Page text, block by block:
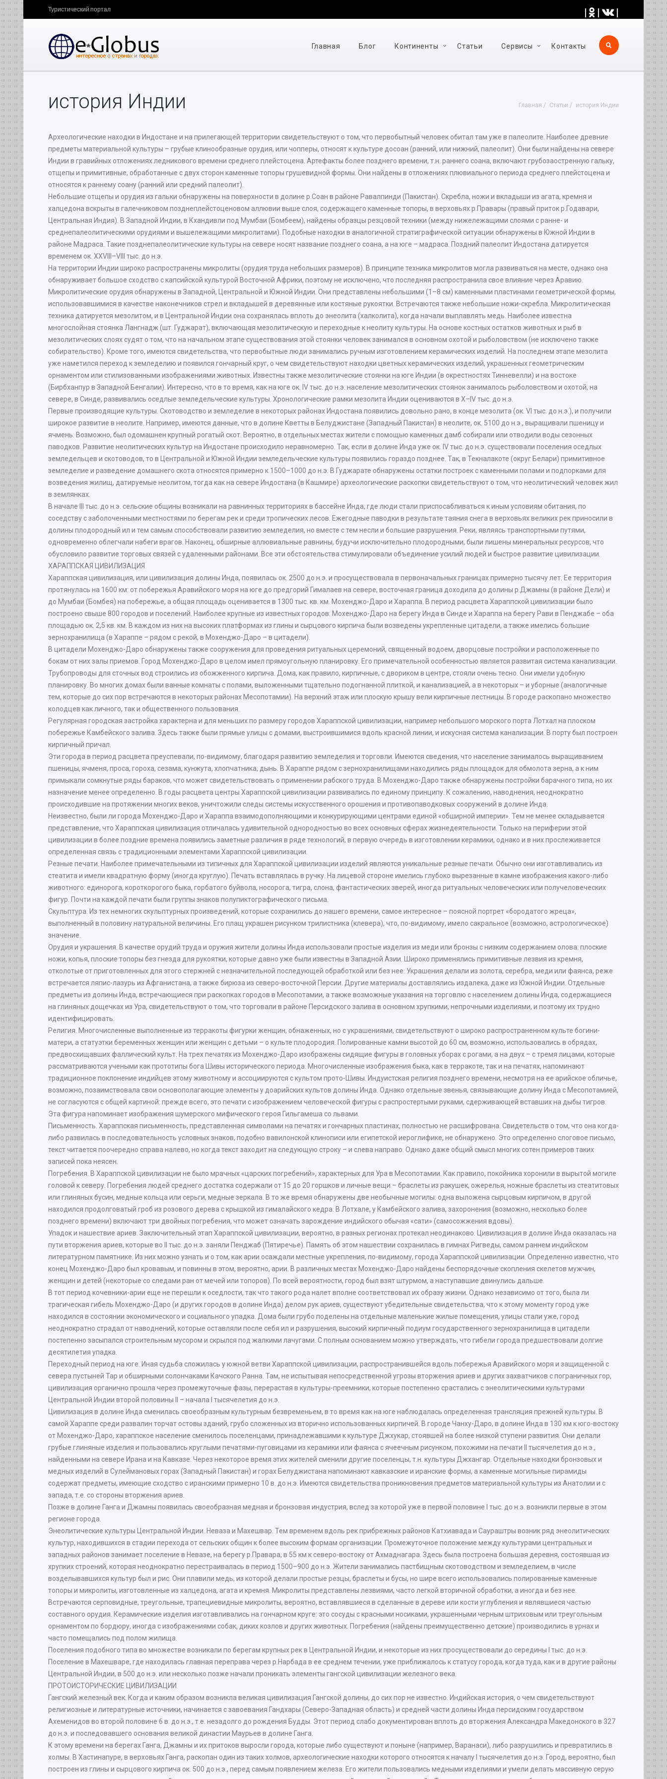
| | |
Туристический портал
Главная Блог Континенты Статьи Cервисы Контакты
Главная Статьи история Индии
история Индии
Археологические находки в Индостане и на прилегающей территории свидетельствуют о том, что первобытный человек обитал там уже в палеолите. Наиболее древние
предметы материальной культуры – грубые клинообразные орудия, или чопперы, относят к культуре досоан (ранний, или нижний, палеолит). Они были найдены на севере
Индии в гравийных отложениях ледникового времени среднего плейстоцена. Артефакты более позднего времени, т.н. раннего соана, включают грубозаостренную гальку,
отщепы и примитивные, обработанные с двух сторон каменные топоры грушевидной формы. Они найдены в отложениях плювиального периода среднего плейстоцена и
относятся к раннему соану (ранний или средний палеолит).
Небольшие отщепы и орудия из гальки обнаружены на поверхности в долине р.Соан в районе Равалпинди (Пакистан). Скребла, ножи и вкладыши из агата, кремня и
халцедона вскрыты в галечниковом позднеплейстоценовом аллювии выше слоя, содержащего каменные топоры, в верховьях р.Правары (правый приток р.Годавари,
Центральная Индия). В Западной Индии, в Кхандивли под Мумбаи (Бомбеем), найдены образцы резцовой техники (между нижележащими слоями с ранне- и
среднепалеолитическими орудиями и вышележащими микролитами). Подобные находки в аналогичной стратиграфической ситуации обнаружены в Южной Индии в
районе Мадраса. Такие позднепалеолитические культуры на севере носят название позднего соана, а на юге – мадраса. Поздний палеолит Индостана датируется
временем ок. XXVIII–VIII тыс. до н.э.
На территории Индии широко распространены микролиты (орудия труда небольших размеров). В принципе техника микролитов могла развиваться на месте, однако она
обнаруживает большое сходство с капсийской культурой Восточной Африки, поэтому не исключено, что последняя распространила свое влияние через Аравию.
Микролитические орудия обнаружены в Западной, Центральной и Южной Индии. Они представлены небольшими (1–8 см) каменными пластинами геометрической формы,
использовавшимися в качестве наконечников стрел и вкладышей в деревянные или костяные рукоятки. Встречаются также небольшие ножи-скребла. Микролитическая
техника датируется мезолитом, и в Центральной Индии она сохранялась вплоть до энеолита (халколита), когда начали выплавлять медь. Наиболее известна
многослойная стоянка Лангнадж (шт. Гуджарат), включающая мезолитическую и переходные к неолиту культуры. На основе костных остатков животных и рыб в
мезолитических слоях судят о том, что на начальном этапе существования этой стоянки человек занимался в основном охотой и рыболовством (не исключено также
собирательство). Кроме того, имеются свидетельства, что первобытные люди занимались ручным изготовлением керамических изделий. На последнем этапе мезолита
уже наметился переход к земледелию и появился гончарный круг, о чем свидетельствуют находки цветных керамических изделий, украшенных геометрическим
орнаментом или стилизованными изображениями животных. Известны также мезолитические стоянки на юге Индии (в окрестностях Тинневелли) и на востоке
(Бирбханпур в Западной Бенгалии). Интересно, что в то время, как на юге ок. IV тыс. до н.э. население мезолитических стоянок занималось рыболовством и охотой, на
севере, в Синде, развивались оседлые земледельческие культуры. Хронологические рамки мезолита Индии оцениваются в X–IV тыс. до н.э.
Первые производящие культуры. Скотоводство и земледелие в некоторых районах Индостана появились довольно рано, в конце мезолита (ок. VI тыс. до н.э.), и получили
широкое развитие в неолите. Например, имеются данные, что в долине Кветты в Белуджистане (Западный Пакистан) в неолите, ок. 5100 до н.э., выращивали пшеницу и
ячмень. Возможно, был одомашнен крупный рогатый скот. Вероятно, в отдельных местах жители с помощью каменных дамб собирали или отводили воды сезонных
паводков. Развитие неолитических культур на Индостане происходило неравномерно. Так, если в долине Инда уже ок. IV тыс. до н.э. существовали поселения оседлых
земледельцев и скотоводов, то в Центральной и Южной Индии земледельческие культуры появились гораздо позднее. Так, в Текналакоте (округ Белари) примитивное
земледелие и разведение домашнего скота относятся примерно к 1500–1000 до н.э. В Гуджарате обнаружены остатки построек с каменными полами и подпорками для
возведения жилищ, датируемые неолитом, тогда как на севере Индостана (в Кашмире) археологические раскопки свидетельствуют о том, что неолитический человек жил
в землянках.
В начале III тыс. до н.э. сельские общины возникали на равнинных территориях в бассейне Инда, где люди стали приспосабливаться к иным условиям обитания, по
соседству с заболоченными местностями по берегам рек и среди тропических лесов. Ежегодные паводки в результате таяния снега в верховьях великих рек приносили в
долины плодородный ил и тем самым способствовали развитию земледелия, но вместе с тем несли и большие разрушения. Реки, являясь транспортными путями,
одновременно облегчали набеги врагов. Наконец, обширные аллювиальные равнины, будучи исключительно плодородными, были лишены минеральных ресурсов, что
обусловило развитие торговых связей с удаленными районами. Все эти обстоятельства стимулировали объединение усилий людей и быстрое развитие цивилизации.
ХАРАППСКАЯ ЦИВИЛИЗАЦИЯ
Хараппская цивилизация, или цивилизация долины Инда, появилась ок. 2500 до н.э. и просуществовала в первоначальных границах примерно тысячу лет. Ее территория
протянулась на 1600 км: от побережья Аравийского моря на юге до предгорий Гималаев на севере, восточная граница доходила до долины р.Джамны (в районе Дели) и
до Мумбаи (Бомбея) на побережье, а общая площадь оценивается в 1300 тыс. кв. км. Мохенджо-Даро и Хараппа. В период расцвета Хараппской цивилизации было
построено свыше 800 городов и поселений. Наиболее крупные из известных городов: Мохенджо-Даро на берегу Инда в Синде и Хараппа на берегу Рави в Пенджабе – оба
площадью ок. 2,5 кв. км. В каждом из них на высоких платформах из глины и сырцового кирпича были возведены укрепленные цитадели, а также имелись большие
зернохранилища (в Хараппе – рядом с рекой, в Мохенджо-Даро – в цитадели).
В цитадели Мохенджо-Даро обнаружены также сооружения для проведения ритуальных церемоний, священный водоем, дворцовые постройки и расположенные по
бокам от них залы приемов. Город Мохенджо-Даро в целом имел прямоугольную планировку. Его примечательной особенностью является развитая система канализации.
Трубопроводы для сточных вод строились из обожженного кирпича. Дома, как правило, кирпичные, с двориком в центре, стояли очень тесно. Они имели удобную
планировку. Во многих домах были ванные комнаты с полами, выложенными тщательно подогнанной плиткой, и канализацией, а в некоторых – и уборные (аналогичные
тем, которые до сих пор встречаются в некоторых районах Месопотамии). На верхний этаж или плоскую крышу вели кирпичные лестницы. В городе раскопано множество
колодцев как личного, так и общественного пользования.
Регулярная городская застройка характерна и для меньших по размеру городов Хараппской цивилизации, например небольшого морского порта Лотхал на плоском
побережье Камбейского залива. Здесь также были прямые улицы с домами, выстроившимися вдоль красной линии, и искусная система канализации. В порту был построен
кирпичный причал.
Эти города в период расцвета преуспевали, по-видимому, благодаря развитию земледелия и торговли. Имеются сведения, что население занималось выращиванием
пшеницы, ячменя, проса, гороха, сезама, кунжута, хлопчатника, дынь. В Хараппе рядом с зернохранилищами находились ряды площадок для обмолота зерна, а к ним
примыкали сомкнутые ряды бараков, что может свидетельствовать о применении рабского труда. В Мохенджо-Даро также обнаружены постройки барачного типа, но их
назначение менее определенно. В годы расцвета центры Хараппской цивилизации развивались по единому принципу. К сожалению, наводнения, неоднократно
происходившие на протяжении многих веков, уничтожили следы системы искусственного орошения и противопаводковых сооружений в долине Инда.
Неизвестно, были ли города Мохенджо-Даро и Хараппа взаимодополняющими и конкурирующими центрами единой «обширной империи». Тем не менее складывается
представление, что Хараппская цивилизация отличалась удивительной однородностью во всех основных сферах жизнедеятельности. Только на периферии этой
цивилизации в более поздние времена появились заметные различия в ряде технологий, в первую очередь в изготовлении керамики, однако и в них прослеживается
определенная связь с традиционными элементами Хараппской цивилизации.
Резные печати. Наиболее примечательными из типичных для Хараппской цивилизации изделий являются уникальные резные печати. Обычно они изготавливались из
стеатита и имели квадратную форму (иногда круглую). Печать вставлялась в ручку. На лицевой стороне имелись глубоко вырезанные в камне изображения какого-либо
животного: единорога, короткорогого быка, горбатого буйвола, носорога, тигра, слона, фантастических зверей, иногда ритуальных человеческих или получеловеческих
фигур. Почти на каждой печати были группы знаков полупиктографического письма.
Скульптура. Из тех немногих скульптурных произведений, которые сохранились до нашего времени, самое интересное – поясной портрет «бородатого жреца»,
выполненный в половину натуральной величины. Его плащ украшен рисунком трилистника (клевера), что, по-видимому, имело сакральное (возможно, астрологическое)
значение.
Орудия и украшения. В качестве орудий труда и оружия жители долины Инда использовали простые изделия из меди или бронзы с низким содержанием олова: плоские
ножи, копья, плоские топоры без гнезда для рукоятки, которые давно уже были известны в Западной Азии. Широко применялись примитивные лезвия из кремня,
отколотые от приготовленных для этого стержней с незначительной последующей обработкой или без нее. Украшения делали из золота, серебра, меди или фаянса, реже
встречается ляпис-лазурь из Афганистана, а также бирюза из северо-восточной Персии. Другие материалы доставлялись издалека, даже из Южной Индии. Отдельные
предметы из долины Инда, встречающиеся при раскопках городов в Месопотамии, а также возможные указания на торговлю с населением долины Инда, содержащиеся
на глиняных дощечках из Ура, свидетельствуют о том, что торговали в районе Персидского залива в основном хрупкими, непрочными изделиями, и поэтому их трудно
идентифицировать.
Религия. Многочисленные выполненные из терракоты фигурки женщин, обнаженных, но с украшениями, свидетельствуют о широко распространенном культе богини-
матери, а статуэтки беременных женщин или женщин с детьми – о культе плодородия. Полированные камни высотой до 60 см, возможно, использовались в обрядах,
предвосхищавших фаллический культ. На трех печатях из Мохенджо-Даро изображены сидящие фигуры в головных уборах с рогами, а на двух – с тремя лицами, которые
рассматриваются учеными как прототипы бога Шивы исторического периода. Многочисленные изображения быка, как в терракоте, так и на печатях, напоминают
традиционное поклонение индийцев этому животному и ассоциируются с культом прото-Шивы. Индуистская религия позднего времени, несмотря на ее арийское обличье,
возможно, позаимствовала свои основополагающие элементы у доарийских культов долины Инда. Однако отдельные звенья, связывающие долину Инда с Месопотамией,
не согласуются с общей картиной: прежде всего, это печати с изображением человеческой фигуры с распростертыми руками, сдерживающей вставших на дыбы тигров.
Эта фигура напоминает изображения шумерского мифического героя Гильгамеша со львами.
Письменность. Хараппская письменность, представленная символами на печатях и гончарных пластинах, полностью не расшифрована. Свидетельств о том, что она когда-
либо развилась в последовательность условных знаков, подобно вавилонской клинописи или египетской иероглифике, не обнаружено. Это определенно слоговое письмо,
текст читается поочередно справа налево, но когда текст заходит на следующую строку – и слева направо. Однако даже общий смысл многих сотен примеров таких
записей пока неясен.
Погребения. В Хараппской цивилизации не было мрачных «царских погребений», характерных для Ура в Месопотамии. Как правило, покойника хоронили в вырытой могиле
головой к северу. Погребения людей среднего достатка содержали от 15 до 20 горшков и личные вещи – браслеты из ракушек, ожерелья, ножные браслеты из стеатитовых
или глиняных бусин, медные кольца или серьги, медные зеркала. В то же время обнаружены две необычные могилы: одна выложена сырцовым кирпичом, в другой
находился продолговатый гроб из розового дерева с крышкой из гималайского кедра. В Лотхале, у Камбейского залива, захоронения (возможно, несколько более
позднего времени) включают три двойных погребения, что может означать зарождение индийского обычая «сати» (самосожжения вдовы).
Упадок и нашествие ариев. Заключительный этап Хараппской цивилизации, вероятно, в разных регионах протекал неодинаково. Цивилизация в долине Инда оказалась на
пути вторжения ариев, которые во II тыс. до н.э. заняли Пенджаб (Пятиречье). Память об этом нашествии сохранилась в гимнах Ригведы, самом раннем индийском
литературном памятнике. Из них можно узнать и о том, как арии осаждали местные укрепления, по-видимому, города Хараппской цивилизации. Определенно известно, что
конец Мохенджо-Даро был кровавым, и повинны в этом, вероятно, арии. В различных местах Мохенджо-Даро найдены беспорядочные скопления скелетов мужчин,
женщин и детей (некоторые со следами ран от мечей или топоров). По всей вероятности, город был взят штурмом, а наступавшие двинулись дальше.
В тот период кочевники-арии еще не перешли к оседлости, так что такого рода налет вполне соответствовал их образу жизни. Однако независимо от того, была ли
трагическая гибель Мохенджо-Даро (и других городов в долине Инда) делом рук ариев, существуют убедительные свидетельства, что к этому моменту город уже
находился в состоянии экономического и социального упадка. Дома были грубо поделены на отдельные маленькие жилые помещения, улицы стали уже, город
неоднократно страдал от наводнений, которые оставляли после себя ил и разрушения, высокий кирпичный подиум государственного зернохранилища в цитадели
постепенно засыпался строительным мусором и скрылся под жалкими лачугами. С полным основанием можно утверждать, что гибели города предшествовали долгие
десятилетия упадка.
Переходный период на юге. Иная судьба сложилась у южной ветви Хараппской цивилизации, распространившейся вдоль побережья Аравийского моря и защищенной с
севера пустыней Тар и обширными солончаками Качского Ранна. Там, не испытывая непосредственной угрозы вторжения ариев и других захватчиков с пограничных гор,
цивилизация органично прошла через промежуточные фазы, перерастая в культуры-преемники, которые постепенно срастались с энеолитическими культурами
Центральной Индии второй половины II – начала I тысячелетия до н.э.
Цивилизация в долине Инда сменилась своеобразным культурным безвременьем, в то время как на юге наблюдалась определенная трансляция прежней культуры. В
самой Хараппе среди развалин торчат остовы зданий, грубо сложенных из вторично использованных кирпичей. В городе Чанху-Даро, в долине Инда в 130 км к юго-востоку
от Мохенджо-Даро, хараппское население сменилось поселенцами, принадлежавшими к культуре Джхукар, стоявшей на более низкой ступени развития. Они делали
грубые глиняные изделия и пользовались круглыми печатями-пуговицами из керамики или фаянса с ячеечным рисунком, похожими на печати II тысячелетия до н.э.,
найденными на севере Ирана и на Кавказе. Через некоторое время этих жителей сменили другие поселенцы, т.н. культуры Джхангар. Отдельные находки бронзовых и
медных изделий в Сулеймановых горах (Западный Пакистан) и горах Белуджистана напоминают кавказские и иранские формы, а каменные могильные пирамиды
содержат предметы, имеющие сходство с иранскими примерно 10 в. до н.э. Имеются свидетельства проникновения предметов материальной культуры из Анатолии и с
запада, т.е. со стороны вторжения ариев.
Позже в долине Ганга и Джамны появилась своеобразная медная и бронзовая индустрия, вслед за которой уже в первой половине I тыс. до н.э. возникли первые в этом
регионе города.
Энеолитические культуры Центральной Индии. Неваза и Махешвар. Тем временем вдоль рек прибрежных районов Катхиавада и Саураштры возник ряд энеолитических
культур, находившихся в стадии перехода от сельских общин к более высоким формам организации. Промежуточное положение между культурами центральных и
западных районов занимает поселение в Невазе, на берегу р.Правара, в 55 км к северо-востоку от Ахмаднагара. Здесь была построена большая деревня, состоявшая из
хрупких строений, которая неоднократно перестраивалась в период 1500–900 до н.э. Жители занимались пастбищным скотоводством и земледелием, в числе
возделывавшихся культур был и рис. Они плавили медь, из которой делали простые резцы, браслеты и бусы, но шире всего использовались полированные каменные
топоры и микролиты, изготовленные из халцедона, агата и кремня. Микролиты представлены лезвиями, часто легкой вторичной обработки, а иногда и без нее.
Встречаются серповидные, треугольные, трапециевидные микролиты, вероятно, вставлявшиеся в сделанные в дереве или кости углубления и являвшиеся частью
составного орудия. Керамические изделия изготавливались на гончарном круге: это сосуды с красными носиками, украшенными черным штриховым или треугольным
орнаментом по бордюру, иногда с изображениями собак, диких козлов и других животных. Погребения (найдены преимущественно детские) производились в урнах и
часто помещались под полом жилища.
Поселения подобного типа во множестве возникали по берегам крупных рек в Центральной Индии, и некоторые из них просуществовали до середины I тыс. до н.э.
Поселение в Махешваре, где находилась главная переправа через р.Нарбада в ее среднем течении, уже приближалось к статусу города, когда туда, как и в другие районы
Центральной Индии, в 500 до н.э. или несколько позже начали проникать элементы гангской цивилизации железного века.
ПРОТОИСТОРИЧЕСКИЕ ЦИВИЛИЗАЦИИ
Гангский железный век. Когда и каким образом возникла великая цивилизация Гангской долины, до сих пор не известно. Индийская история, о чем свидетельствуют
религиозные и литературные источники, начинается с завоевания Гандхары (Северо-Западная область) и средней части долины Инда персидским государством
Ахеменидов во второй половине 6 в. до н.э., т.е. незадолго до рождения Будды. Этот период слабо документирован вплоть до вторжения Александра Македонского в 327
до н.э. и последовавшего основания великой династии Маурьев в долине Ганга.
К этому времени на берегах Ганга, Джамны и их притоков выросли города, которые либо существуют и поныне (например, Варанаси), либо разрушились и превратились в
холмы. В Хастинапуре, в верховьях Ганга, раскопан один из таких холмов, археологические находки которого относятся к началу I тысячелетия до н.э. Город, вероятно, был
построен из глины и сырцового кирпича ок. 500 до н.э., перед самым появлением железа. Его жители пользовались медными изделиями и умели делать массивную серую